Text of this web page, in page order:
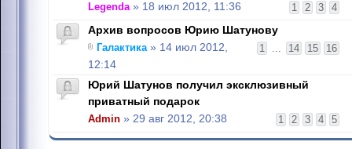
1 2 3 4
Legenda» 18 июл 2012, 11:36
Архив вопросов Юрию Шатунову
1 ... 14 15 16
Галактика» 14 июл 2012,
12:14
Юрий Шатунов получил эксклюзивный
приватный подарок
1 2 3 4 5
Admin » 29 авг 2012, 20:38